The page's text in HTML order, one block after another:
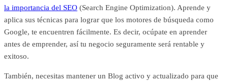
la importancia del SEO (Search Engine Optimization). Aprende y
aplica sus técnicas para lograr que los motores de búsqueda como
Google, te encuentren fácilmente. Es decir, ocúpate en aprender
antes de emprender, así tu negocio seguramente será rentable y
exitoso.
También, necesitas mantener un Blog activo y actualizado para que